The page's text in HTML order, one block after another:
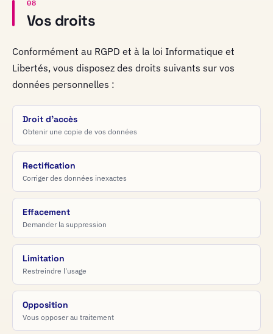
08
Vos droits
Conformément au RGPD et à la loi Informatique et
Libertés, vous disposez des droits suivants sur vos
données personnelles :
Droit d'accès
Obtenir une copie de vos données
Rectification
Corriger des données inexactes
Effacement
Demander la suppression
Limitation
Restreindre l'usage
Opposition
Vous opposer au traitement